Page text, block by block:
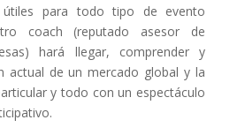
útiles para todo tipo de evento
coach (reputado asesor de
hará llegar, comprender y
actual de un mercado global y la
y todo con un espectáculo